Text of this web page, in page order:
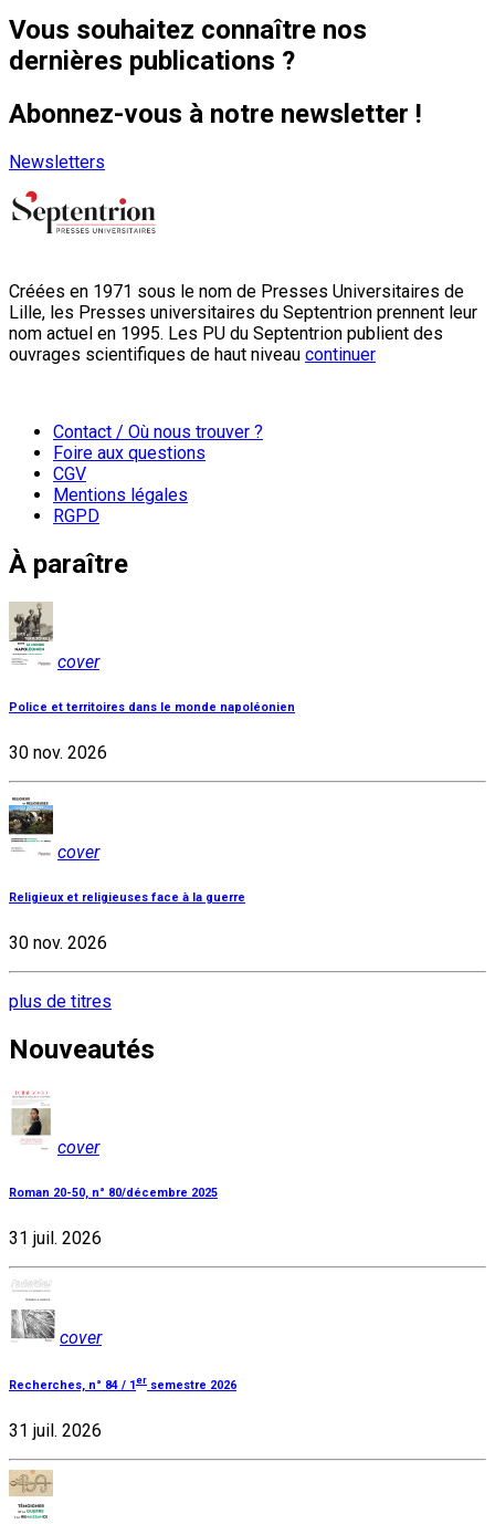
Vous souhaitez connaître nos
dernières publications ?
Abonnez-vous à notre newsletter !
Newsletters
Créées en 1971 sous le nom de Presses Universitaires de
Lille, les Presses universitaires du Septentrion prennent leur
nom actuel en 1995. Les PU du Septentrion publient des
ouvrages scientifiques de haut niveau continuer
Contact / Où nous trouver ?
Foire aux questions
CGV
Mentions légales
RGPD
À paraître
cover
Police et territoires dans le monde napoléonien
30 nov. 2026
cover
Religieux et religieuses face à la guerre
30 nov. 2026
plus de titres
Nouveautés
cover
Roman 20-50, n° 80/décembre 2025
31 juil. 2026
cover
Recherches, n° 84 / 1 er semestre 2026
31 juil. 2026